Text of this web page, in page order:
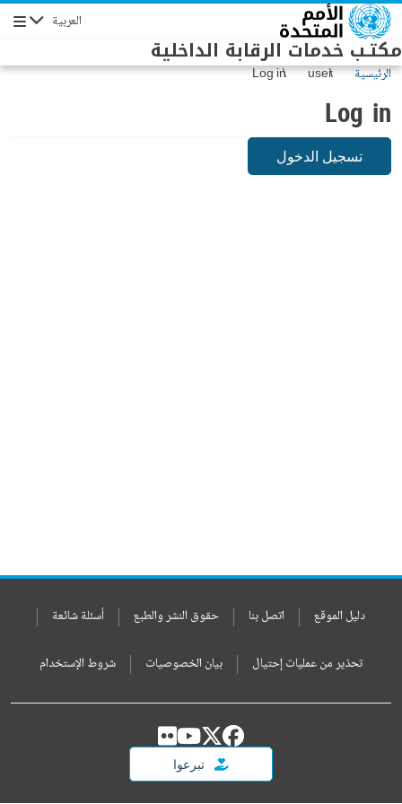
Skip to main content العربية
مكتـب خدمات الرقابة الداخلية
الرئيسية user
Log in
Log in
تسجيل الدخول
دليل الموقع اتصل بنا حقوق النشر والطبع أسئلة شائعة
تحذير من عمليات إحتيال بيان الخصوصيات شروط الإستخدام
تبرعوا